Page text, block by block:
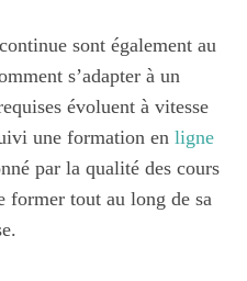
sont également au
s’adapter à un
évoluent à vitesse
une formation en ligne
par la qualité des cours
former tout au long de sa